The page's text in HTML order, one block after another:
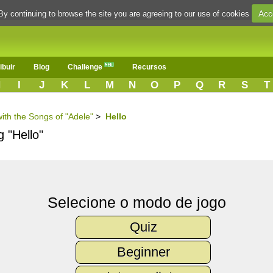
Blog Challenge Recursos
I J K L M N O P Q R S T
the Songs of "Adele" > Hello
"Hello"
Selecione o modo de jogo
Quiz
Beginner
continuing to browse the site you are agreeing to our use of cookies